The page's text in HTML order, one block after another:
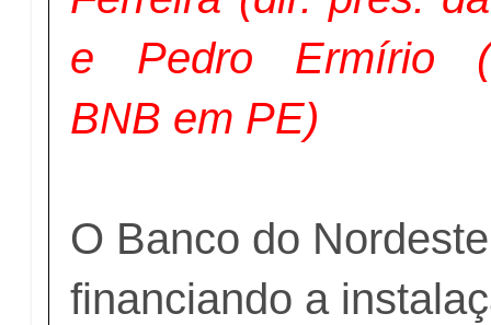
e Pedro Ermírio
BNB em PE)
O Banco do
financiando a